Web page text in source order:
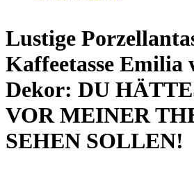
Lustige
Kaffeetasse Emilia
Dekor: DU
VOR MEINER
SEHEN SOLLEN!